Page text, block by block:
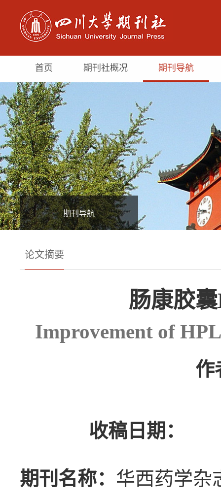
首页 期刊社概况 期刊导航
期刊导航
论文摘要
肠康胶
Improvement of
作
收稿日期：
期刊名称： 华西药学杂